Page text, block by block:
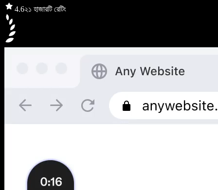
4.6২১ হাজারটি রেটিং